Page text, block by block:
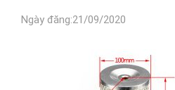
Ngày đăng:21/09/2020